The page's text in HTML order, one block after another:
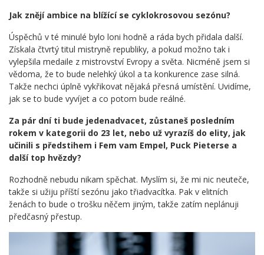
Jak znějí ambice na blížící se cyklokrosovou sezónu?
Úspěchů v té minulé bylo loni hodně a ráda bych přidala další.
Získala čtvrtý titul mistryně republiky, a pokud možno tak i
vylepšila medaile z mistrovství Evropy a světa. Nicméně jsem si
vědoma, že to bude nelehký úkol a ta konkurence zase silná.
Takže nechci úplně vykřikovat nějaká přesná umístění. Uvidíme,
jak se to bude vyvíjet a co potom bude reálné.
Za pár dní ti bude jedenadvacet, zůstaneš posledním
rokem v kategorii do 23 let, nebo už vyrazíš do elity, jak
učinili s předstihem i Fem vam Empel, Puck Pieterse a
další top hvězdy?
Rozhodně nebudu nikam spěchat. Myslím si, že mi nic neuteče,
takže si užiju příští sezónu jako třiadvacítka. Pak v elitních
ženách to bude o trošku něčem jiným, takže zatím neplánuji
předčasný přestup.